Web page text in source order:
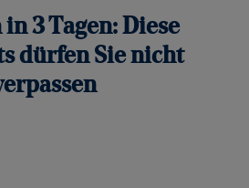
3 Tagen: Diese
dürfen Sie nicht